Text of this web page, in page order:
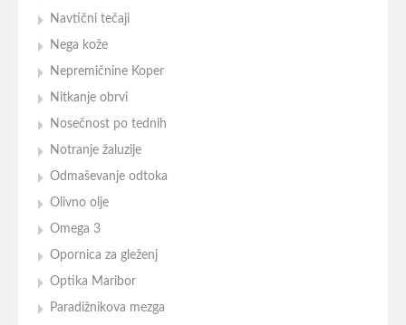
Navtični tečaji
Nega kože
Nepremičnine Koper
Nitkanje obrvi
Nosečnost po tednih
Notranje žaluzije
Odmaševanje odtoka
Olivno olje
Omega 3
Opornica za gleženj
Optika Maribor
Paradižnikova mezga